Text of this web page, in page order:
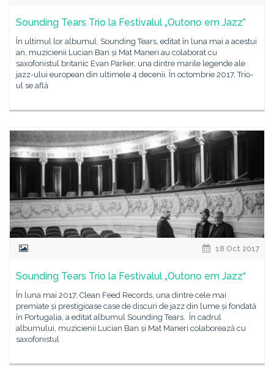
Sounding Tears Trio la Festivalul „Outono em Jazz”
În ultimul lor albumul, Sounding Tears, editat în luna mai a acestui
an, muzicienii Lucian Ban și Mat Maneri au colaborat cu
saxofonistul britanic Evan Parker, una dintre marile legende ale
jazz-ului european din ultimele 4 decenii. În octombrie 2017, Trio-
ul se află
18 Oct 2017
Sounding Tears Trio la Festivalul „Outono em Jazz“
În luna mai 2017, Clean Feed Records, una dintre cele mai
premiate și prestigioase case de discuri de jazz din lume și fondată
în Portugalia, a editat albumul Sounding Tears. În cadrul
albumului, muzicienii Lucian Ban și Mat Maneri colaborează cu
saxofonistul